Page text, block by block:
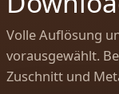
Volle Auflösung
vorausgewählt.
Zuschnitt und